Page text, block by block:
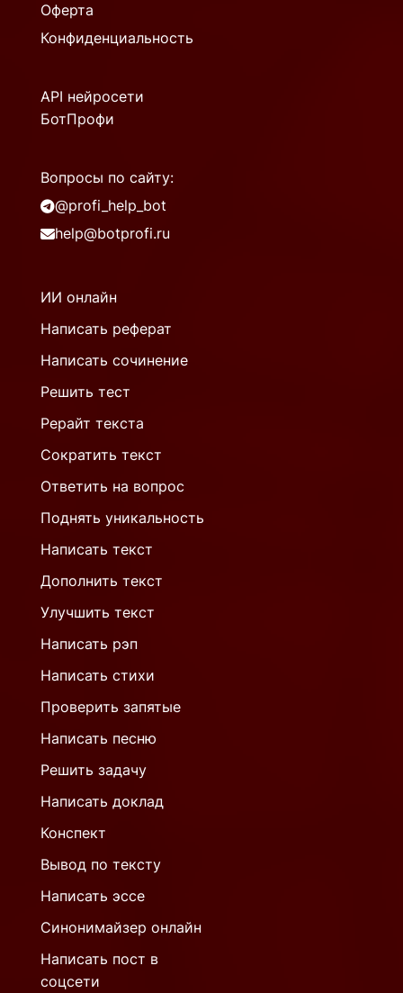
Оферта
Конфиденциальность
API нейросети
БотПрофи
Вопросы по сайту:
@profi_help_bot
help@botprofi.ru
ИИ онлайн
Написать реферат
Написать сочинение
Решить тест
Рерайт текста
Сократить текст
Ответить на вопрос
Поднять уникальность
Написать текст
Дополнить текст
Улучшить текст
Написать рэп
Написать стихи
Проверить запятые
Написать песню
Решить задачу
Написать доклад
Конспект
Вывод по тексту
Написать эссе
Синонимайзер онлайн
Написать пост в
соцсети